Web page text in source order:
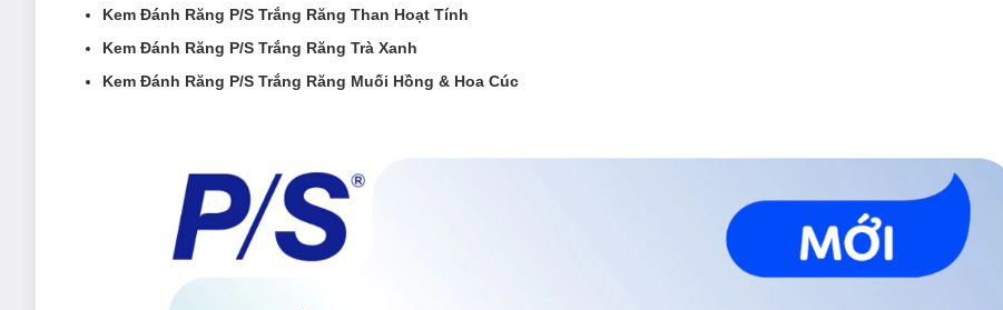
Kem Đánh Răng P/S Trắng Răng Than Hoạt Tính
Kem Đánh Răng P/S Trắng Răng Trà Xanh
Kem Đánh Răng P/S Trắng Răng Muối Hồng & Hoa Cúc